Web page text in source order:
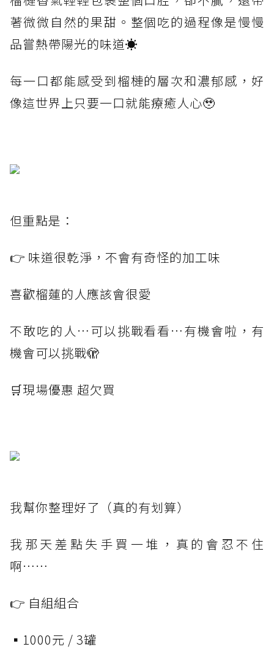
著微微自然的果甜。整個吃的過程像是慢慢
品嘗熱帶陽光的味道☀️
每一口都能感受到榴槤的層次和濃郁感，好
像這世界上只要一口就能療癒人心🥹
但重點是：
👉 味道很乾淨，不會有奇怪的加工味
喜歡榴蓮的人應該會很愛
不敢吃的人⋯可以挑戰看看⋯有機會啦，有
機會可以挑戰🫣
🛒現場優惠 超欠買
我幫你整理好了（真的有划算）
我那天差點失手買一堆，真的會忍不住
啊⋯⋯
👉 自組組合
▪️1000元 / 3罐